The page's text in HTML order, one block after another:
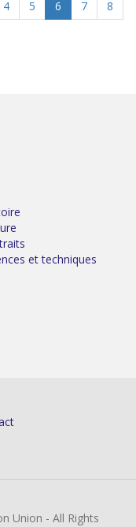
4 5 6 7
8
et techniques
Union - All Rights